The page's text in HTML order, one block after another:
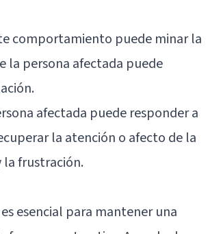
comportamiento puede minar la
la persona afectada puede
afectada puede responder a
la atención o afecto de la
frustración.
esencial para mantener una